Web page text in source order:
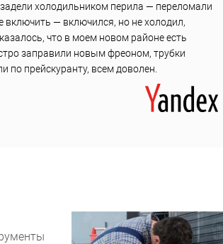
задели холодильником перила — переломали
включить — включился, но не холодил,
что в моем новом районе есть
заправили новым фреоном, трубки
по прейскуранту, всем доволен.